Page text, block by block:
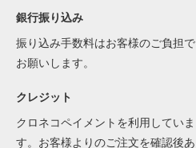
銀行振り込み
振り込み手数料はお客様のご負担で
お願いします。
クレジット
クロネコペイメントを利用していま
す。お客様よりのご注文を確認後あ